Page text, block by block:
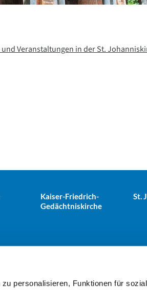
personalisieren, Funktionen für
Veranstaltungen in der St.
Kaiser-Friedrich-
Gedächtniskirche
St.
25, 10559 Berlin+49303943498 